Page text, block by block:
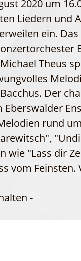
2020 um
Liedern und
ein. Das
Theus
Der
rund
wie "Lass dir
vom Feinsten.
-